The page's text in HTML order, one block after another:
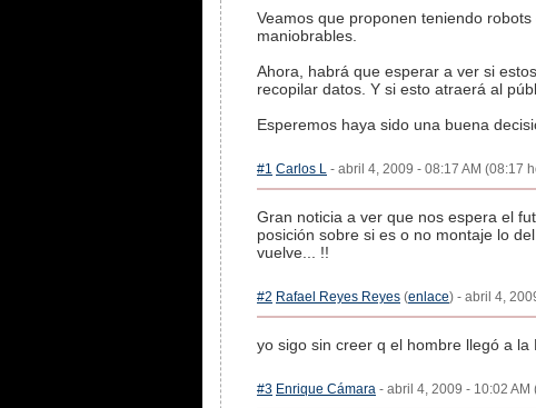
Veamos que proponen teniendo
maniobrables.
Ahora, habrá que esperar a ver si
recopilar datos. Y si esto atraerá al
Esperemos haya sido una buena
#1 Carlos L - abril 4, 2009 - 08:17 AM (08:17
Gran noticia a ver que nos espera el
posición sobre si es o no montaje lo
vuelve... !!
#2 Rafael Reyes Reyes (enlace) - abril 4,
yo sigo sin creer q el hombre llegó a
#3 Enrique Cámara - abril 4, 2009 - 10:02 AM